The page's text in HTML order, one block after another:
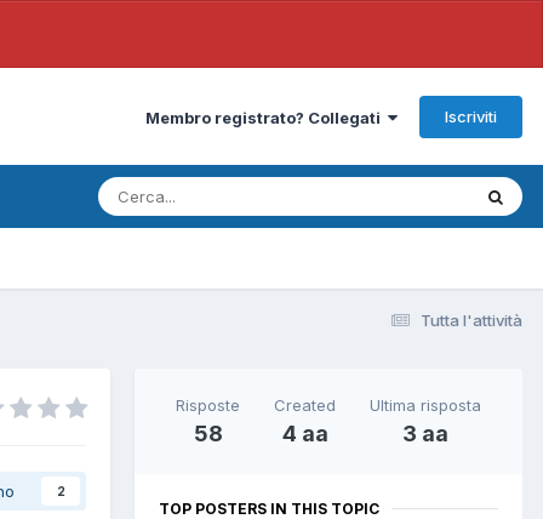
Membro registrato? Collegati Iscriviti
Tutta l'attività
2
Risposte
58
Created
4 aa
Ultima risposta
3 aa
TOP POSTERS IN THIS TOPIC